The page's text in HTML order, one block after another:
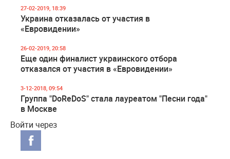
27-02-2019, 18:39
Украина отказалась от участия в
«Евровидении»
26-02-2019, 20:58
Еще один финалист украинского отбора
отказался от участия в «Евровидении»
3-12-2018, 09:54
Группа "DoReDoS" стала лауреатом "Песни года"
в Москве
Войти через